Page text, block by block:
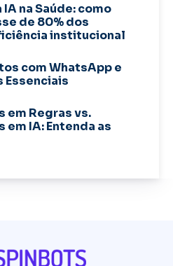
na Saúde: como
de 80% dos
institucional
com WhatsApp e
Essenciais
em Regras vs.
IA: Entenda as